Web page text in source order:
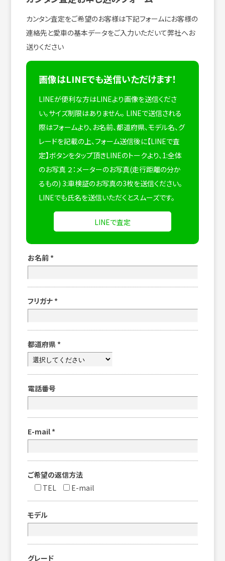
カンタン査定をご希望のお客様は下記フォームにお客様の
連絡先と愛車の基本データをご入力いただいて弊社へお
送りください
画像はLINEでも送信いただけます！
LINEが便利な方はLINEより画像を送信くださ
い。サイズ制限はありません。 LINEで送信される
際はフォームより、お名前、都道府県、モデル名、グ
レードを記載の上、フォーム送信後に【LINEで査
定】ボタンをタップ頂きLINEのトークより、1:全体
のお写真 ２：メーターのお写真(走行距離の分か
るもの) 3:車検証のお写真の3枚を送信ください。
LINEでも氏名を送信いただくとスムーズです。
LINEで査定
お名前 *
フリガナ *
都道府県 *
電話番号
E-mail *
ご希望の返信方法
TEL
E-mail
モデル
グレード